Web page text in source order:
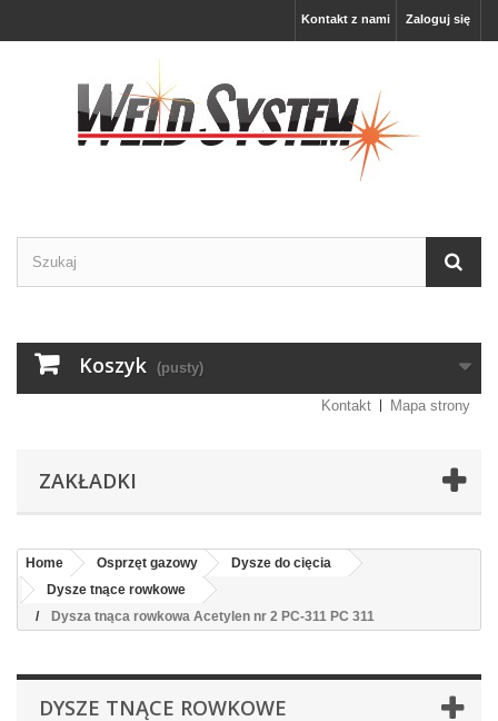
Zaloguj się
Kontakt z nami
Koszyk (pusty)
Kontakt Mapa strony
ZAKŁADKI
Home Osprzęt gazowy
Dysze do cięcia
Dysze tnące rowkowe
Dysza tnąca rowkowa Acetylen nr 2 PC-311 PC 311
DYSZE TNĄCE ROWKOWE